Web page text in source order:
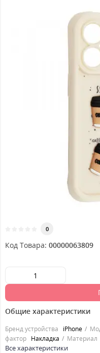
0
Код Товара: 00000063809
Общие характеристики
Бренд устройства iPhone
фактор Накладка Материал
Все характеристики